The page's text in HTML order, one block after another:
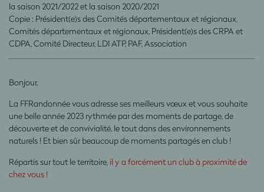
la saison 2021/2022 et la saison 2020/2021
Copie : Président(e)s des Comités départementaux et régionaux,
Comités départementaux et régionaux, Président(e)s des CRPA et
CDPA, Comité Directeur, LDI ATP, PAF, Association
Bonjour,
La FFRandonnée vous adresse ses meilleurs vœux et vous souhaite
une belle année 2023 rythmée par des moments de partage, de
découverte et de convivialité, le tout dans des environnements
naturels ! Et bien sûr beaucoup de moments partagés en club !
Répartis sur tout le territoire, il y a forcément un club à proximité de
chez vous !